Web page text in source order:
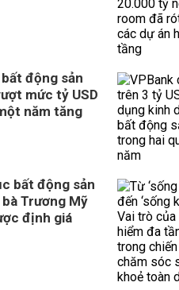
động sản
mức tỷ USD
năm tăng
bất động sản
Trương Mỹ
định giá